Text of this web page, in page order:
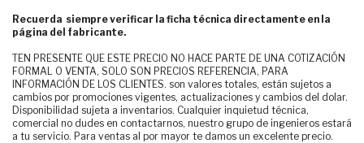
Recuerda siempre verificar la ficha técnica directamente en la
página del fabricante.
TEN PRESENTE QUE ESTE PRECIO NO HACE PARTE DE UNA COTIZACIÓN
FORMAL O VENTA, SOLO SON PRECIOS REFERENCIA, PARA
INFORMACIÓN DE LOS CLIENTES. son valores totales, están sujetos a
cambios por promociones vigentes, actualizaciones y cambios del dolar.
Disponibilidad sujeta a inventarios. Cualquier inquietud técnica,
comercial no dudes en contactarnos, nuestro grupo de ingenieros estará
a tu servicio. Para ventas al por mayor te damos un excelente precio.